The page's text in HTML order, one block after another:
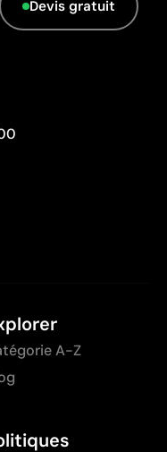
de
à l'Europe.
Devis gratuit
A-Z